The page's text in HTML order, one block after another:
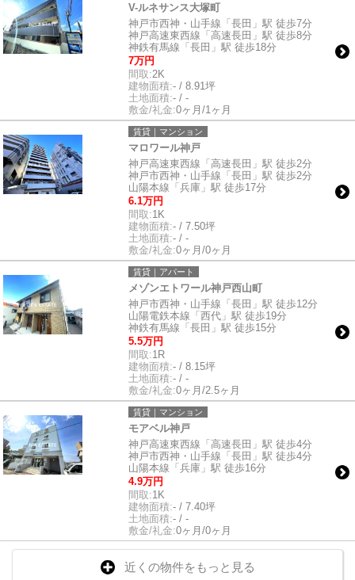
V-ルネサンス大塚町
神戸市西神・山手線「長田」駅 徒歩7分
神戸高速東西線「高速長田」駅 徒歩8分
神鉄有馬線「長田」駅 徒歩18分
7万円
間取:2K
建物面積:- / 8.91坪
土地面積:- / -
敷金/礼金:0ヶ月/1ヶ月
賃貸｜マンション
マロワール神戸
神戸高速東西線「高速長田」駅 徒歩2分
神戸市西神・山手線「長田」駅 徒歩2分
山陽本線「兵庫」駅 徒歩17分
6.1万円
間取:1K
建物面積:- / 7.50坪
土地面積:- / -
敷金/礼金:0ヶ月/0ヶ月
賃貸｜アパート
メゾンエトワール神戸西山町
神戸市西神・山手線「長田」駅 徒歩12分
山陽電鉄本線「西代」駅 徒歩19分
神鉄有馬線「長田」駅 徒歩15分
5.5万円
間取:1R
建物面積:- / 8.15坪
土地面積:- / -
敷金/礼金:0ヶ月/2.5ヶ月
賃貸｜マンション
モアベル神戸
神戸高速東西線「高速長田」駅 徒歩4分
神戸市西神・山手線「長田」駅 徒歩4分
山陽本線「兵庫」駅 徒歩16分
4.9万円
間取:1K
建物面積:- / 7.40坪
土地面積:- / -
敷金/礼金:0ヶ月/0ヶ月
近くの物件をもっと見る